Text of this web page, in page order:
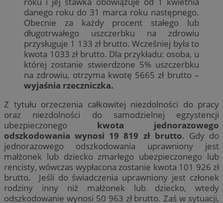
danego roku do 31 marca roku następnego.
Obecnie za każdy procent stałego lub
długotrwałego uszczerbku na zdrowiu
przysługuje 1 133 zł brutto. Wcześniej była to
kwota 1033 zł brutto. Dla przykładu: osoba, u
której zostanie stwierdzone 5% uszczerbku
na zdrowiu, otrzyma kwotę 5665 zł brutto –
wyjaśnia rzeczniczka.
Z tytułu orzeczenia całkowitej niezdolności do pracy
oraz niezdolności do samodzielnej egzystencji
ubezpieczonego kwota jednorazowego
odszkodowania wynosi 19 819 zł brutto. Gdy do
jednorazowego odszkodowania uprawniony jest
małżonek lub dziecko zmarłego ubezpieczonego lub
rencisty, wówczas wypłacona zostanie kwota 101 926 zł
brutto. Jeśli do świadczenia uprawniony jest członek
rodziny inny niż małżonek lub dziecko, wtedy
odszkodowanie wynosi 50 963 zł brutto. Zaś w sytuacji,